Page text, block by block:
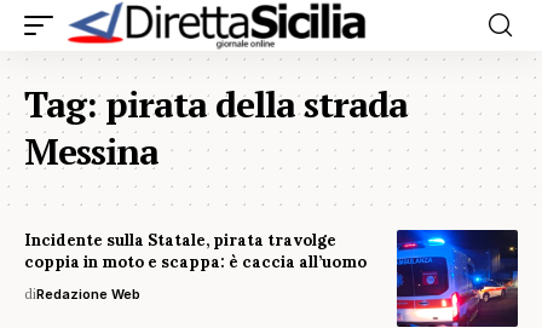
Tag:pirata della strada
Messina
Incidente sulla Statale, pirata travolge
coppia in moto e scappa: è caccia all’uomo
diRedazione Web